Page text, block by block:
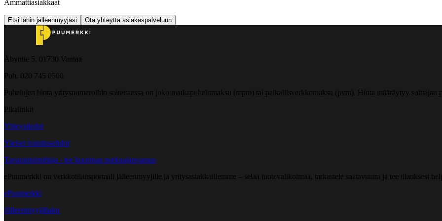
Ammattiasiakkaat
Etsi lähin jälleenmyyjäsi Ota yhteyttä asiakaspalveluun
Åbyntie 5, 01730 Vantaa
Puh. 020 745 0500
Puhelujen hinta yritysnumeroihin soitettaessa on joko matkapuhelumaksu (mpm) tai paikallisverkkomaksu (pvm). Hinta määräytyy soittajan
Pikalinkit
Yhteystiedot
Yleiset toimitusehdot
Tavarantoimittaja - tee kuorman purkuajanvaraus
ePuumerkki on verkkotilausportaali jälleenmyyjille ja yritysasiakkaillemme – selaa tuotevalikoimaa, tarkastele saatavuutta ja tee tilauksesi
ePuumerkki
Jälleenmyyjähaku